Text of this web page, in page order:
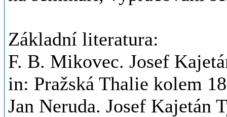
Základní literatura:
F. B. Mikovec. Josef
in: Pražská Thalie kolem
Jan Neruda. Josef Kajetán